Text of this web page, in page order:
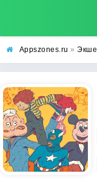
Appszones.ru »